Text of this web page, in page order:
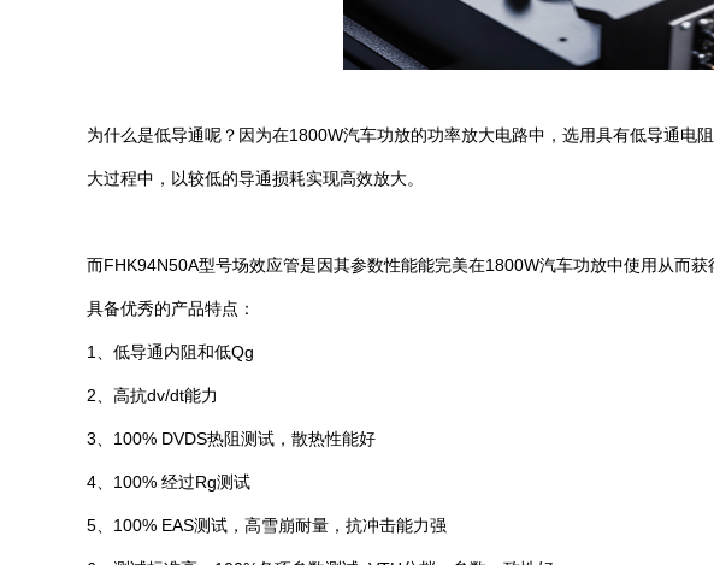
为什么是低导通呢？因为在1800W汽车功放的功率放大电路中，选用具有低导通电
大过程中，以较低的导通损耗实现高效放大。
而FHK94N50A型号场效应管是因其参数性能能完美在1800W汽车功放中使用从而
具备优秀的产品特点：
1、低导通内阻和低Qg
2、高抗dv/dt能力
3、100% DVDS热阻测试，散热性能好
4、100% 经过Rg测试
5、100% EAS测试，高雪崩耐量，抗冲击能力强